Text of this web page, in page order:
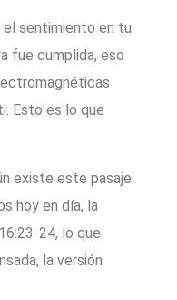
el sentimiento en tu
fue cumplida, eso
Esto es lo que
existe este pasaje
hoy en día, la
24, lo que
la versión